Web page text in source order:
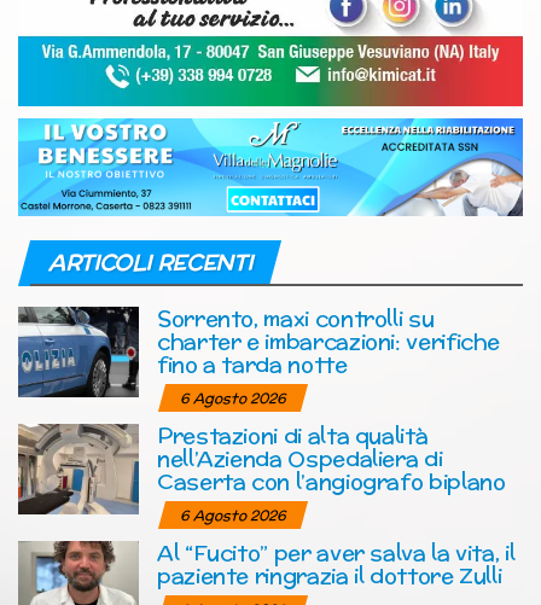
ARTICOLI RECENTI
Sorrento, maxi controlli su
charter e imbarcazioni: verifiche
fino a tarda notte
6 Agosto 2026
Prestazioni di alta qualità
nell’Azienda Ospedaliera di
Caserta con l’angiografo biplano
6 Agosto 2026
Al “Fucito” per aver salva la vita, il
paziente ringrazia il dottore Zulli